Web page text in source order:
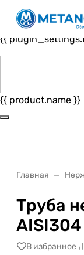
Close
{{
{{
{{ product.name }}
Главная
Труба
AISI304
В избранное